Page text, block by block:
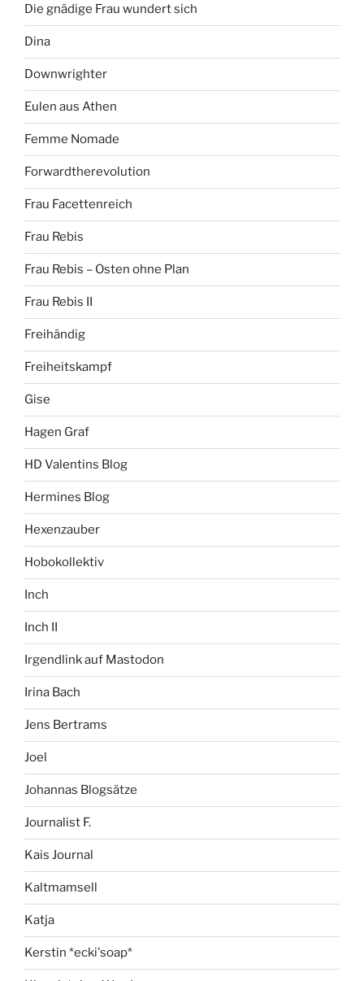
Die gnädige Frau wundert sich
Dina
Downwrighter
Eulen aus Athen
Femme Nomade
Forwardtherevolution
Frau Facettenreich
Frau Rebis
Frau Rebis – Osten ohne Plan
Frau Rebis II
Freihändig
Freiheitskampf
Gise
Hagen Graf
HD Valentins Blog
Hermines Blog
Hexenzauber
Hobokollektiv
Inch
Inch II
Irgendlink auf Mastodon
Irina Bach
Jens Bertrams
Joel
Johannas Blogsätze
Journalist F.
Kais Journal
Kaltmamsell
Katja
Kerstin *ecki'soap*